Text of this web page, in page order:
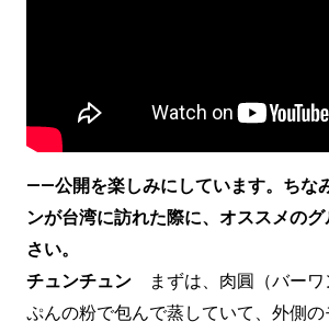
——公開を楽しみにしています。ちな
ンが台湾に訪れた際に、オススメの
さい。
チュンチュン まずは、肉圓（バーワ
ぷんの粉で包んで蒸していて、外側